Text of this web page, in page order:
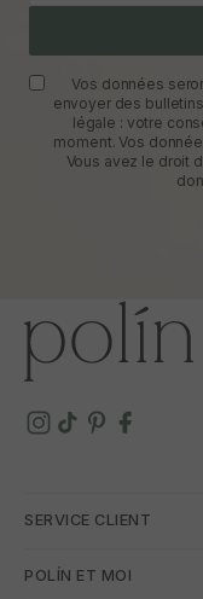
Vos données
envoyer des
légale : votre
moment. Vos
Vous avez le droit
SERVICE CLIENT
POLÍN ET MOI